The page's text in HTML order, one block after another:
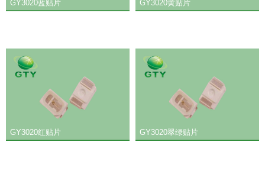
GY3020蓝贴片 GY3020黄贴片
GY3020红贴片 GY3020翠绿贴片